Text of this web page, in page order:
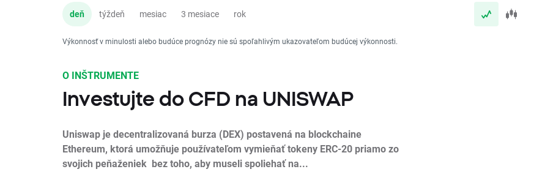
deň týždeň mesiac 3 mesiace rok
Výkonnosť v minulosti alebo budúce prognózy nie sú spoľahlivým ukazovateľom budúcej výkonnosti.
O INŠTRUMENTE
Investujte do CFD na UNISWAP
Uniswap je decentralizovaná burza (DEX) postavená na blockchaine
Ethereum, ktorá umožňuje používateľom vymieňať tokeny ERC-20 priamo zo
svojich peňaženiek bez toho, aby museli spoliehať na...